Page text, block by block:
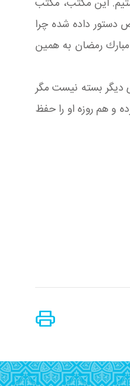
این مكتب، مكتب
داده شده چرا
رمضان به همین
دیگر بسته نیست مگر
و هم روزه او را حفظ